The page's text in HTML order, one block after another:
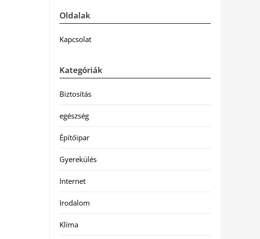
Oldalak
Kapcsolat
Kategóriák
Biztosítás
egészség
Építőipar
Gyerekülés
Internet
Irodalom
Klíma